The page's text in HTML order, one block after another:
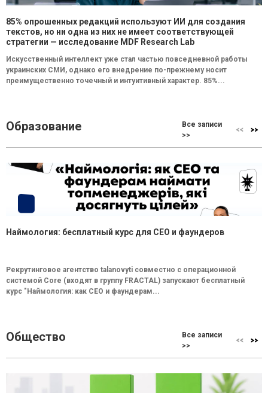
85% опрошенных редакций используют ИИ для создания
текстов, но ни одна из них не имеет соответствующей
стратегии — исследование MDF Research Lab
Искусственный интеллект уже стал частью повседневной работы
украинских СМИ, однако его внедрение по-прежнему носит
преимущественно точечный и интуитивный характер. 85%...
Образование
Все записи
>>
Наймология: бесплатный курс для CEO и фаундеров
Рекрутинговое агентство talanovyti совместно с операционной
системой Core (входят в группу FRACTAL) запускают бесплатный
курс "Наймология: как СEO и фаундерам...
Общество
Все записи
>>